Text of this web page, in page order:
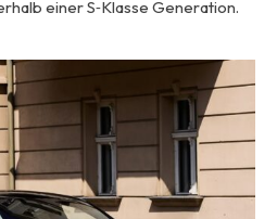
einer S‑Klasse Generation.